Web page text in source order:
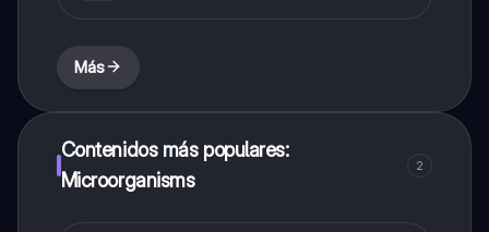
Más
Contenidos más populares:
Microorganisms
2